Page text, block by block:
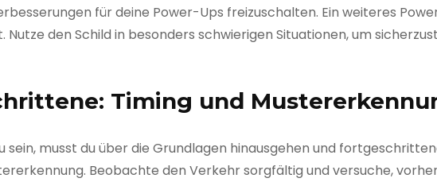
für deine Power-Ups freizuschalten. Ein weiteres
den Schild in besonders schwierigen Situationen, um
Timing und
sein, musst du über die Grundlagen hinausgehen und
Beobachte den Verkehr sorgfältig und versuche,